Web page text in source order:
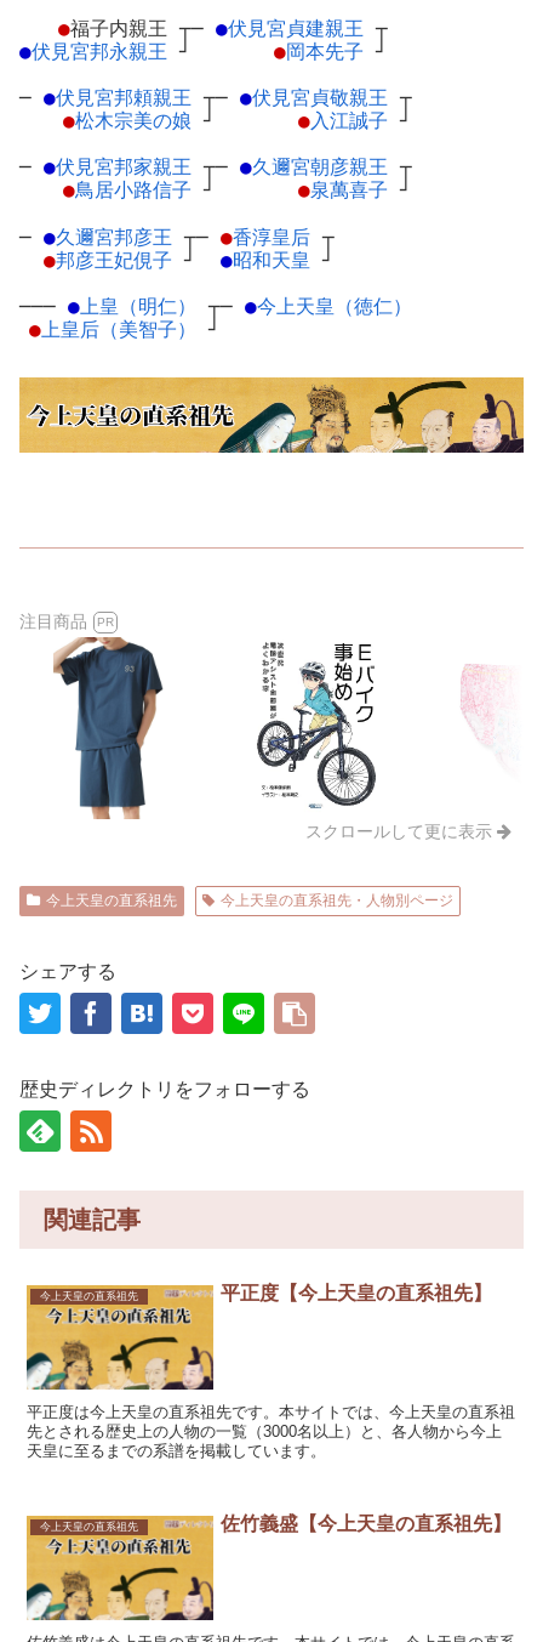
●福子内親王 ┬
●伏見宮邦永親王 ┘
─ ●伏見宮貞建親王 ┬
●岡本先子 ┘
─ ●伏見宮邦頼親王 ┬
●松木宗美の娘 ┘
─ ●伏見宮貞敬親王 ┬
●入江誠子 ┘
─ ●伏見宮邦家親王 ┬
●鳥居小路信子 ┘
─ ●久邇宮朝彦親王 ┬
●泉萬喜子 ┘
─ ●久邇宮邦彦王 ┬
●邦彦王妃俔子 ┘
─ ●香淳皇后 ┬
●昭和天皇 ┘
─── ● 上皇（明仁）
┬
● 上皇后（美智子） ┘
─ ●今上天皇（徳仁）
注目商品 PR
スクロールして更に表示
今上天皇の直系祖先 今上天皇の直系祖先・人物別ページ
シェアする
歴史ディレクトリをフォローする
関連記事
今上天皇の直系祖先 平正度【今上天皇の直系祖先】
平正度は今上天皇の直系祖先です。本サイトでは、今上天皇の直系祖
先とされる歴史上の人物の一覧（3000名以上）と、各人物から今上
天皇に至るまでの系譜を掲載しています。
今上天皇の直系祖先 佐竹義盛【今上天皇の直系祖先】